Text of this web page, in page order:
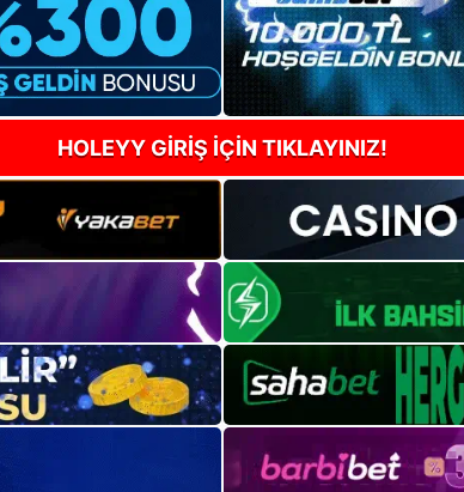
HOLEYY GİRİŞ İÇİN TIKLAYINIZ!